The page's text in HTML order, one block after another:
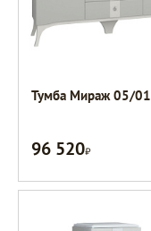
Тумба Мираж 05/01
96 520Р